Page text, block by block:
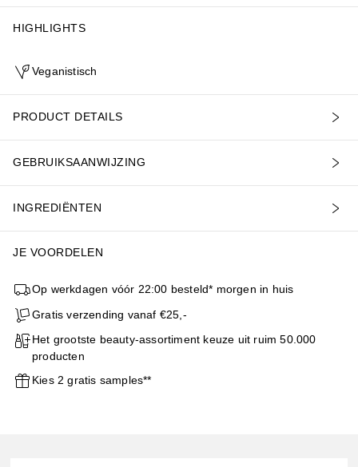
HIGHLIGHTS
Veganistisch
PRODUCT DETAILS
GEBRUIKSAANWIJZING
INGREDIËNTEN
JE VOORDELEN
Op werkdagen vóór 22:00 besteld* morgen in huis
Gratis verzending vanaf €25,-
Het grootste beauty-assortiment keuze uit ruim 50.000
producten
Kies 2 gratis samples**